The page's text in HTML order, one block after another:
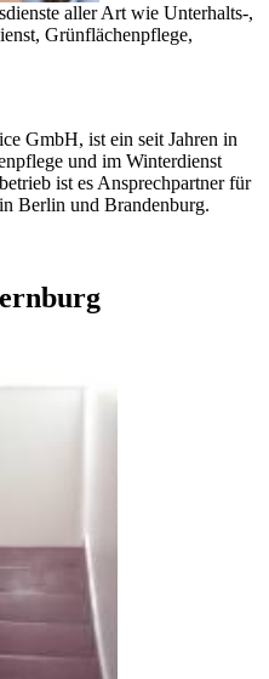
aller Art wie Unterhalts-,
Grünflächenpflege,
GmbH, ist ein seit Jahren in
und im Winterdienst
ist es Ansprechpartner für
Berlin und Brandenburg.